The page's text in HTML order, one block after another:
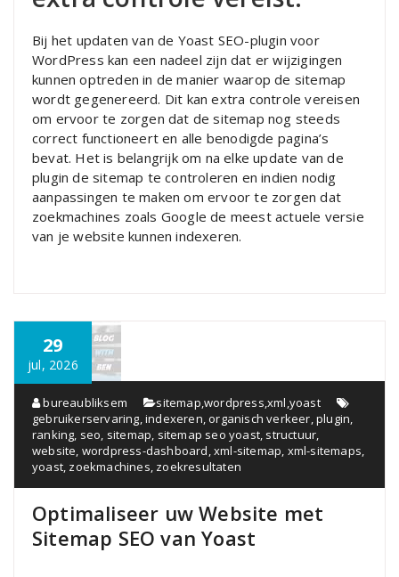
Bij het updaten van de Yoast SEO-plugin voor
WordPress kan een nadeel zijn dat er wijzigingen
kunnen optreden in de manier waarop de sitemap
wordt gegenereerd. Dit kan extra controle vereisen
om ervoor te zorgen dat de sitemap nog steeds
correct functioneert en alle benodigde pagina’s
bevat. Het is belangrijk om na elke update van de
plugin de sitemap te controleren en indien nodig
aanpassingen te maken om ervoor te zorgen dat
zoekmachines zoals Google de meest actuele versie
van je website kunnen indexeren.
29
jul, 2026
bureaubliksem sitemap,wordpress,xml,yoast
gebruikerservaring,indexeren,organisch verkeer,plugin,
ranking, seo, sitemap, sitemap seo yoast, structuur,
website, wordpress-dashboard,xml-sitemap, xml-sitemaps,
yoast, zoekmachines, zoekresultaten
Optimaliseer uw Website met
Sitemap SEO van Yoast